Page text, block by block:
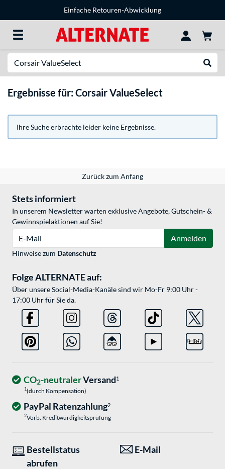
Einfache Retouren-Abwicklung
Ergebnisse für: Corsair ValueSelect
Ihre Suche erbrachte leider keine Ergebnisse.
Zurück zum Anfang
Stets informiert
In unserem Newsletter warten exklusive Angebote, Gutschein- &
Gewinnspielaktionen auf Sie!
Anmelden
Hinweise zum Datenschutz
Folge ALTERNATE auf:
Über unsere Social-Media-Kanäle sind wir Mo-Fr 9:00 Uhr -
17:00 Uhr für Sie da.
CO2-neutralerVersand1
1(durch Kompensation)
PayPal Ratenzahlung2
2Vorb. Kreditwürdigkeitsprüfung
Bestellstatus
abrufen
E-Mail